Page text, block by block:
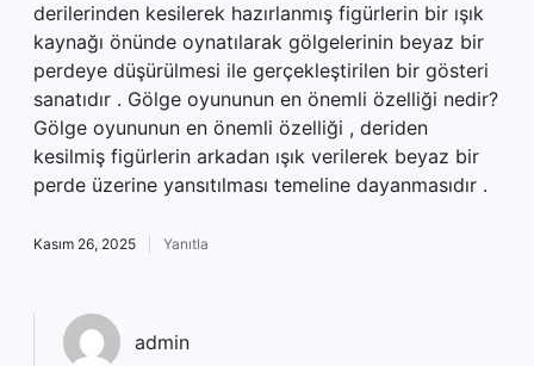
derilerinden kesilerek hazırlanmış figürlerin bir ışık
kaynağı önünde oynatılarak gölgelerinin beyaz bir
perdeye düşürülmesi ile gerçekleştirilen bir gösteri
sanatıdır . Gölge oyununun en önemli özelliği nedir?
Gölge oyununun en önemli özelliği , deriden
kesilmiş figürlerin arkadan ışık verilerek beyaz bir
perde üzerine yansıtılması temeline dayanmasıdır .
Kasım 26, 2025 Yanıtla
admin